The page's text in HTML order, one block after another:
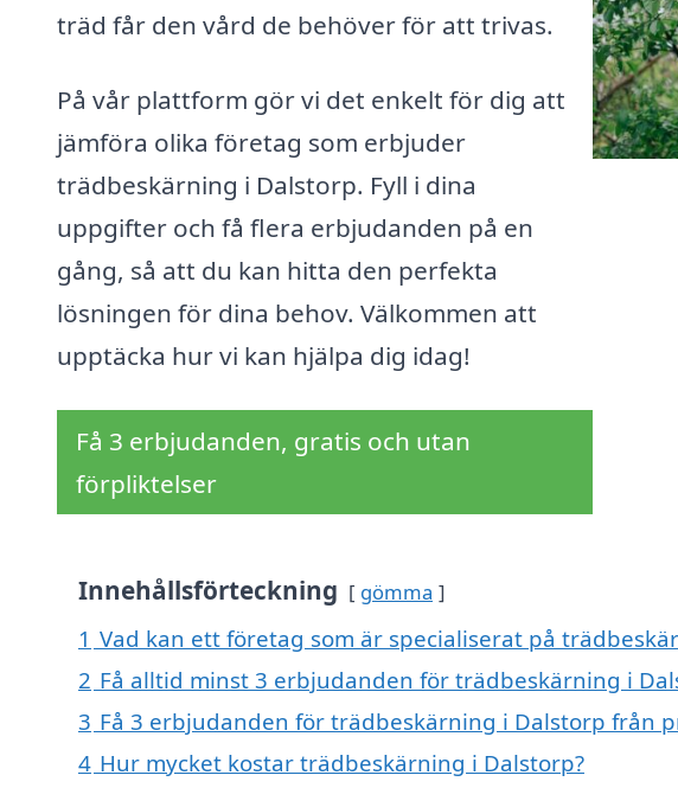
träd får den vård de behöver för att trivas.
På vår plattform gör vi det enkelt för dig att
jämföra olika företag som erbjuder
trädbeskärning i Dalstorp. Fyll i dina
uppgifter och få flera erbjudanden på en
gång, så att du kan hitta den perfekta
lösningen för dina behov. Välkommen att
upptäcka hur vi kan hjälpa dig idag!
Få 3 erbjudanden, gratis och utan
förpliktelser
Innehållsförteckning gömma
1 Vad kan ett företag som är specialiserat på
2 Få alltid minst 3 erbjudanden för trädbeskärning i
3 Få 3 erbjudanden för trädbeskärning i Dalstorp från
4 Hur mycket kostar trädbeskärning i Dalstorp?